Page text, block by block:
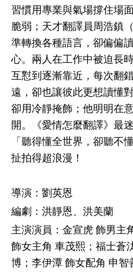
習慣用專業與氣場撐住場
脆弱；天才翻譯員周浩鎮
準轉換各種語言，卻偏偏
心。兩人在工作中被迫長
互懟到逐漸靠近，每次翻
遠，卻也讓彼此更想讀懂
卻用冷靜掩飾；他明明在
開。《愛情怎麼翻譯》最
「聽得懂全世界，卻聽不
扯拍得超浪漫！
導演：劉英恩
編劇：洪靜恩、洪美蘭
主演演員：金宣虎 飾男主
飾女主角 車茂熙；福士蒼
博；李伊潭 飾女配角 申智